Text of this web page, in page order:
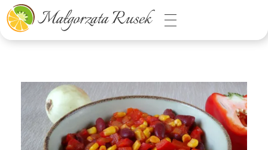
Małgorzata Rusek - dietetyk z pasją
Dietetyka kliniczna & Psychodietetyka